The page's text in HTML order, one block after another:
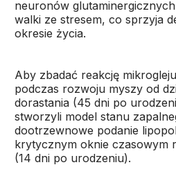
neuronów glutaminergicznych
walki ze stresem, co sprzyja
okresie życia.
Aby zbadać reakcję
podczas rozwoju myszy od
dorastania (45 dni po
stworzyli model stanu
dootrzewnowe podanie
krytycznym oknie czasowym
(14 dni po urodzeniu).